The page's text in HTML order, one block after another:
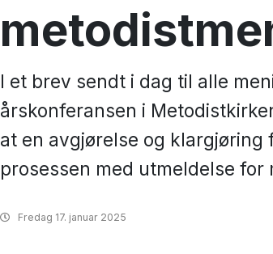
I et brev sendt i dag til alle
årskonferansen i
at en avgjørelse og
prosessen med utmeldelse
Fredag 17. januar 2025